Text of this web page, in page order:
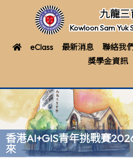
九龍三
Kowloon Sam Yuk
eClass 最新消息 聯絡我
獎學金資訊
香港AI+GIS青年挑戰賽
來